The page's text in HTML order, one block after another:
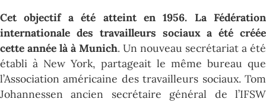
Cet objectif a été atteint en 1956. La Fédération
internationale des travailleurs sociaux a été créée
cette année là à Munich. Un nouveau secrétariat a été
établi à New York, partageait le même bureau que
l’Association américaine des travailleurs sociaux. Tom
Johannessen ancien secrétaire général de l’IFSW